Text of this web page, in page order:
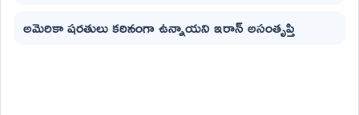
అమెరికా షరతులు కఠినంగా ఉన్నాయని ఇరాన్ అసంతృప్తి